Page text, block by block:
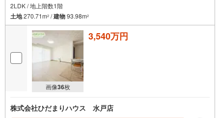
2LDK / 地上階数1階
土地270.71m2 /建物93.98m2
画像36枚
3,540万円
株式会社ひだまりハウス 水戸店